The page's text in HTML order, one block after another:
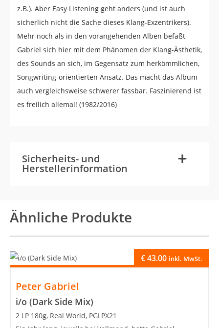
z.B.). Aber Easy Listening geht anders (und ist auch
sicherlich nicht die Sache dieses Klang-Exzentrikers).
Mehr noch als in den vorangehenden Alben befaßt
Gabriel sich hier mit dem Phänomen der Klang-Ästhetik,
des Sounds an sich, im Gegensatz zum herkömmlichen,
Songwriting-orientierten Ansatz. Das macht das Album
auch vergleichsweise schwerer fassbar. Faszinierend ist
es freilich allemal! (1982/2016)
Sicherheits- und
Herstellerinformation +
-
Ähnliche Produkte
Peter Gabriel
i/o (Dark Side Mix)
€43.00 inkl. MwSt.
2 LP 180g, Real World, PGLPX21